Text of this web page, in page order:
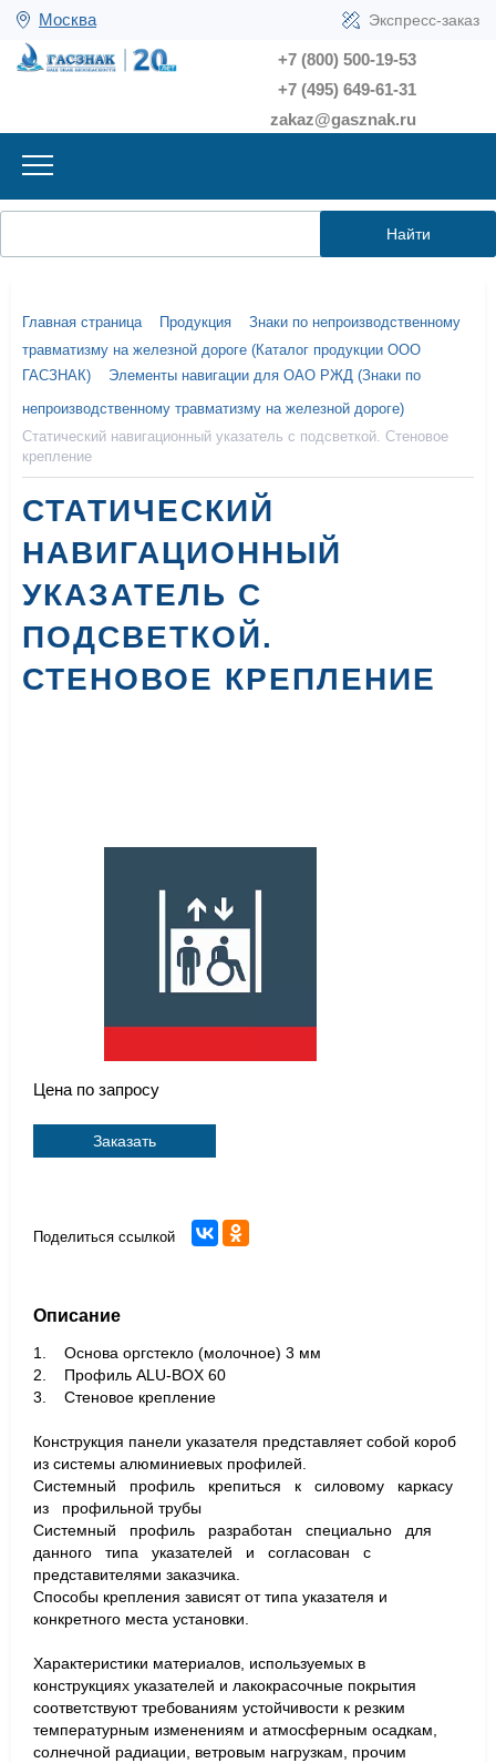
Москва Экспресс-заказ
+7 (800) 500-19-53
+7 (495) 649-61-31
zakaz@gasznak.ru
Найти
Главная страница Продукция
Знаки по непроизводственному
травматизму на железной дороге (Каталог продукции ООО
ГАСЗНАК)
Элементы навигации для ОАО РЖД (Знаки по
непроизводственному травматизму на железной дороге)
Статический навигационный указатель с подсветкой. Стеновое
крепление
СТАТИЧЕСКИЙ
НАВИГАЦИОННЫЙ
УКАЗАТЕЛЬ С
ПОДСВЕТКОЙ.
СТЕНОВОЕ КРЕПЛЕНИЕ
Цена по запросу
Заказать
Поделиться ссылкой
Описание
1. Основа оргстекло (молочное) 3 мм
2. Профиль ALU-BOX 60
3. Стеновое крепление
Конструкция панели указателя представляет собой короб
из системы алюминиевых профилей.
Системный профиль крепиться к силовому каркасу
из профильной трубы
Системный профиль разработан специально для
данного типа указателей и согласован с
представителями заказчика.
Способы крепления зависят от типа указателя и
конкретного места установки.
Характеристики материалов, используемых в
конструкциях указателей и лакокрасочные покрытия
соответствуют требованиям устойчивости к резким
температурным изменениям и атмосферным осадкам,
солнечной радиации, ветровым нагрузкам, прочим